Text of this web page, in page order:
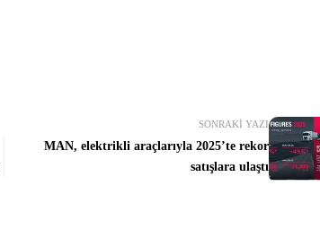
SONRAKI YAZI
MAN, elektrikli araçlarıyla 2025’te rekor
satışlara ulaştı